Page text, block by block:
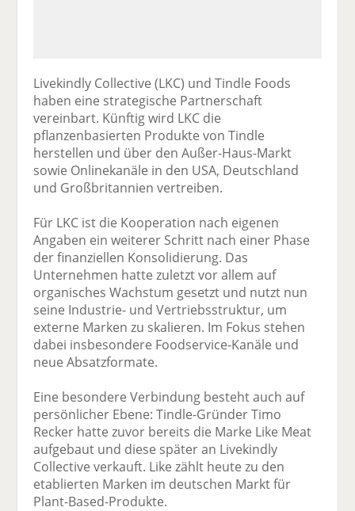
Livekindly Collective (LKC) und Tindle Foods
haben eine strategische Partnerschaft
vereinbart. Künftig wird LKC die
pflanzenbasierten Produkte von Tindle
herstellen und über den Außer-Haus-Markt
sowie Onlinekanäle in den USA, Deutschland
und Großbritannien vertreiben.
Für LKC ist die Kooperation nach eigenen
Angaben ein weiterer Schritt nach einer Phase
der finanziellen Konsolidierung. Das
Unternehmen hatte zuletzt vor allem auf
organisches Wachstum gesetzt und nutzt nun
seine Industrie- und Vertriebsstruktur, um
externe Marken zu skalieren. Im Fokus stehen
dabei insbesondere Foodservice-Kanäle und
neue Absatzformate.
Eine besondere Verbindung besteht auch auf
persönlicher Ebene: Tindle-Gründer Timo
Recker hatte zuvor bereits die Marke Like Meat
aufgebaut und diese später an Livekindly
Collective verkauft. Like zählt heute zu den
etablierten Marken im deutschen Markt für
Plant-Based-Produkte.